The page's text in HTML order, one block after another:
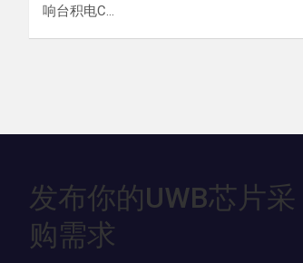
响台积电C…
发布你的UWB芯片采
购需求